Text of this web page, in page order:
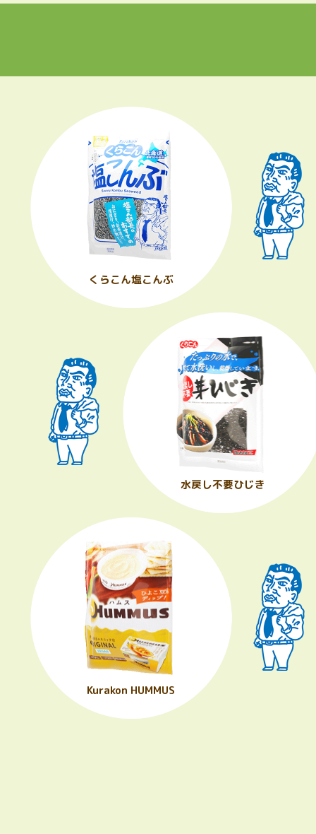
くらこん塩こんぶ
水戻し不要ひじき
Kurakon HUMMUS